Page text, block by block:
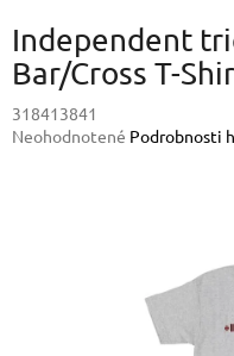
Independent
Bar/Cross T-
318413841
Priemerné
Neohodnotené Podrobnosti